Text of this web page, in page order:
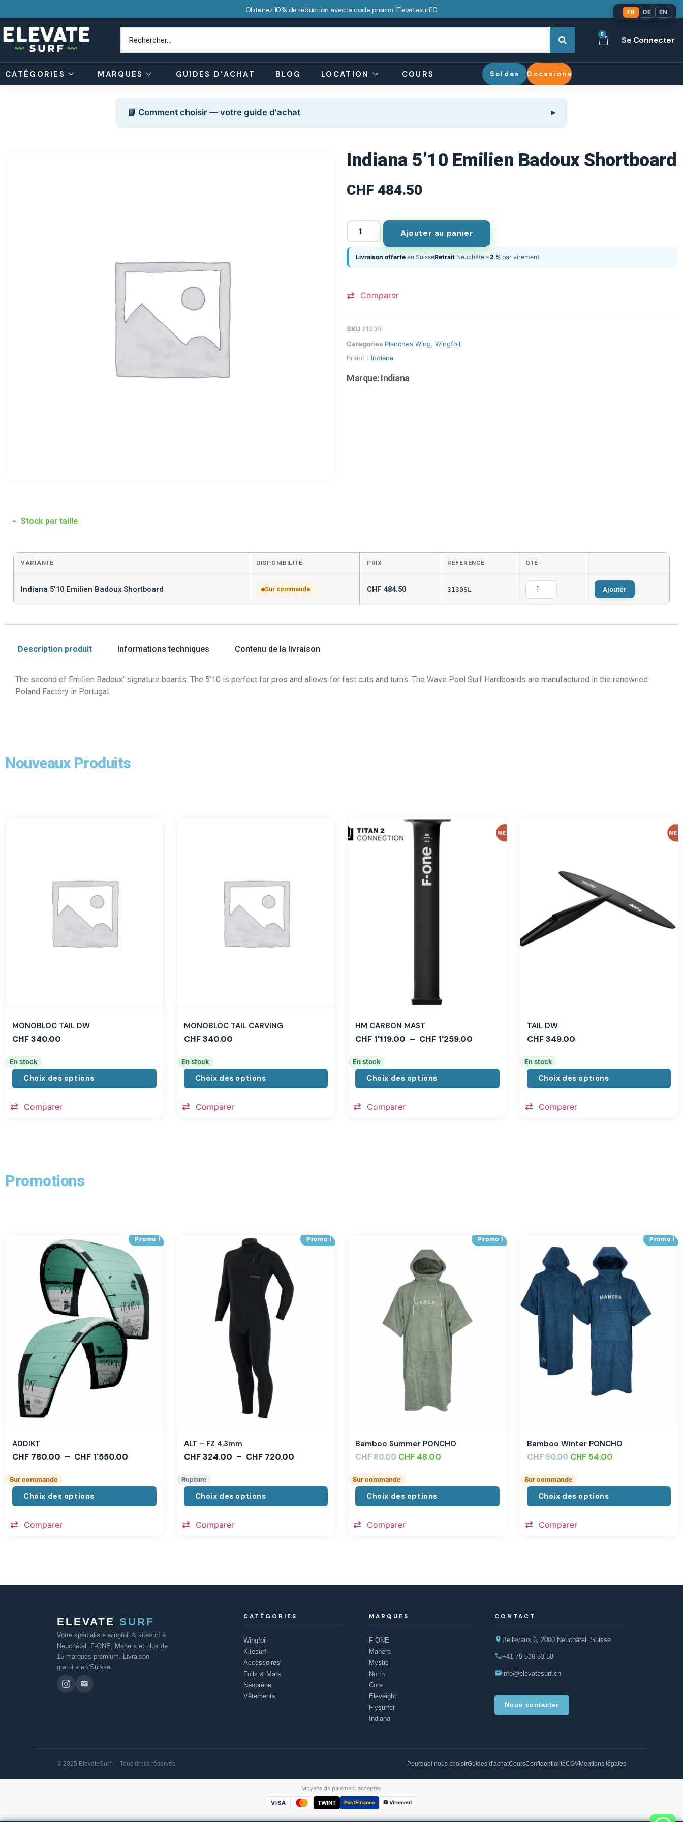
Obtenez 10% de réduction avec le code promo: Elevatesurf10
0
Se Connecter
CATÉGORIES MARQUES GUIDES D’ACHAT BLOG LOCATION COURS Soldes Occasions
📘 Comment choisir — votre guide d'achat
Indiana 5’10 Emilien Badoux Shortboard
CHF 484.50
Ajouter au panier
Livraison offerte en SuisseRetrait Neuchâtel−2 % par virement
Comparer
SKU 3130SL
Categories Planches Wing, Wingfoil
Brand : Indiana
Marque:Indiana
Stock par taille
VARIANTE DISPONIBILITÉ PRIX RÉFÉRENCE QTÉ
Indiana 5’10 Emilien Badoux Shortboard Sur commande CHF 484.50 3130SL Ajouter
Description produit Informations techniques Contenu de la livraison
The second of Emilien Badoux’ signature boards. The 5’10 is perfect for pros and allows for fast cuts and turns. The Wave Pool Surf Hardboards are manufactured in the renowned
Poland Factory in Portugal.
Nouveaux Produits
MONOBLOC TAIL DW
CHF340.00
En stock
Choix des options
Comparer
MONOBLOC TAIL CARVING
CHF340.00
En stock
Choix des options
Comparer
HM CARBON MAST
CHF 1'119.00 – CHF 1'259.00
En stock
Choix des options
Comparer
TAIL DW
CHF349.00
En stock
Choix des options
Comparer
Promotions
Promo !
ADDIKT
CHF 780.00 – CHF 1'550.00
Sur commande
Choix des options
Comparer
Promo !
ALT – FZ 4,3mm
CHF324.00 – CHF720.00
Rupture
Choix des options
Comparer
Promo !
Bamboo Summer PONCHO
CHF80.00 CHF 48.00
Sur commande
Choix des options
Comparer
Promo !
Bamboo Winter PONCHO
CHF90.00 CHF54.00
Sur commande
Choix des options
Comparer
ELEVATE SURF
Votre spécialiste wingfoil & kitesurf à
Neuchâtel. F-ONE, Manera et plus de
15 marques premium. Livraison
gratuite en Suisse.
CATÉGORIES
Wingfoil
Kitesurf
Accessoires
Foils & Mats
Néoprène
Vêtements
MARQUES
F-ONE
Manera
Mystic
North
Core
Eleveight
Flysurfer
Indiana
CONTACT
Bellevaux 6, 2000 Neuchâtel, Suisse
+41 79 539 53 58
info@elevatesurf.ch
Nous contacter
© 2025 ElevateSurf — Tous droits réservés Pourquoi nous choisirGuides d'achatCoursConfidentialitéCGVMentions légales
Moyens de paiement acceptés
VISA
TWINT PostFinance 🏦 Virement
FR DE EN